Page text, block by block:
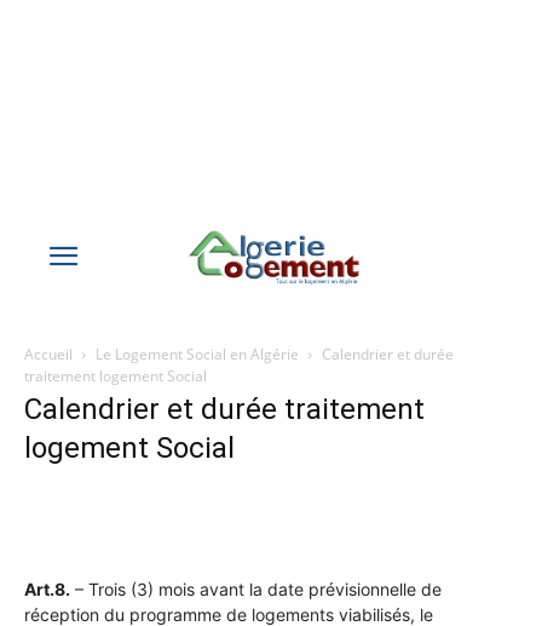
Accueil Le Logement Social en Algérie
Calendrier et durée
traitement logement Social
Calendrier et durée traitement
logement Social
Art.8. – Trois (3) mois avant la date prévisionnelle de
réception du programme de logements viabilisés, le